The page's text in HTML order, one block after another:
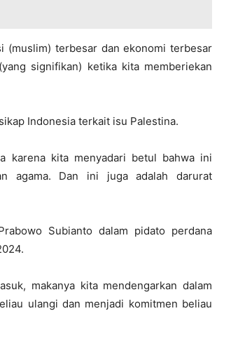
(muslim) terbesar dan ekonomi terbesar
signifikan) ketika kita memberiekan
Indonesia terkait isu Palestina.
karena kita menyadari betul bahwa ini
agama. Dan ini juga adalah darurat
Subianto dalam pidato perdana
makanya kita mendengarkan dalam
ulangi dan menjadi komitmen beliau